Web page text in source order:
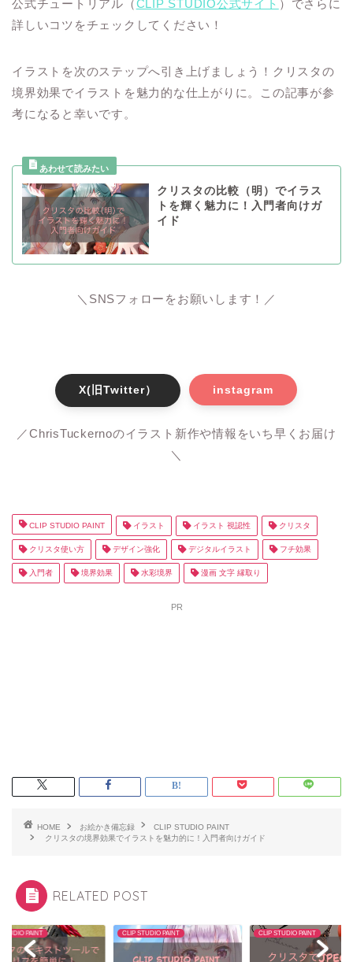
公式チュートリアル（CLIP STUDIO公式サイト ）でさらに
詳しいコツをチェックしてください！
イラストを次のステップへ引き上げましょう！クリスタの
境界効果でイラストを魅力的な仕上がりに。この記事が参
考になると幸いです。
クリスタの比較（明）でイラス
トを輝く魅力に！入門者向けガ
イド
＼SNSフォローをお願いします！／
X(旧Twitter） instagram
／ChrisTuckernoのイラスト新作や情報をいち早くお届け
＼
CLIP STUDIO PAINT イラスト イラスト 視認性 クリスタ
クリスタ使い方 デザイン強化 デジタルイラスト フチ効果
入門者 境界効果 水彩境界 漫画 文字 縁取り
PR
HOME お絵かき備忘録
CLIP STUDIO PAINT
クリスタの境界効果でイラストを魅力的に！入門者向けガイド
RELATED POST
PAINT CLIP STUDIO PAINT CLIP STUDIO PAINT